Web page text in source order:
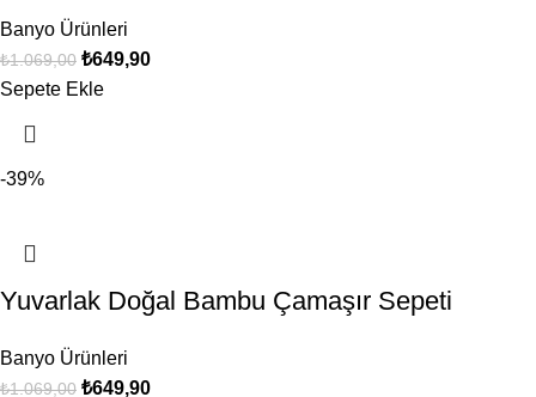
Banyo Ürünleri
₺1.069,00 ₺649,90
Sepete Ekle
-39%
Yuvarlak Doğal Bambu Çamaşır Sepeti
Banyo Ürünleri
₺1.069,00 ₺649,90